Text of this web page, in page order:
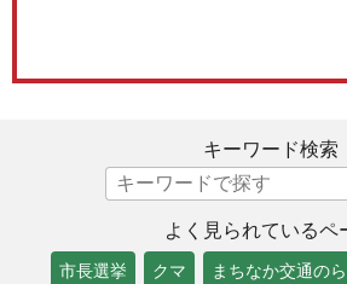
キーワード検索
よく見られているペ
市長選挙 クマ まちなか交通の